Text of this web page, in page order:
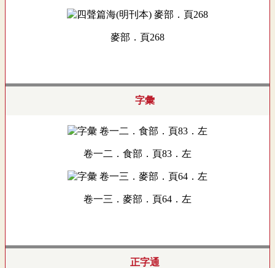
麥部．頁268
字彙
卷一二．食部．頁83．左
卷一三．麥部．頁64．左
正字通